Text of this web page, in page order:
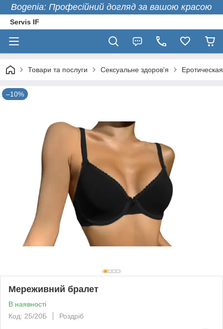
Bogenia: Професійний догляд за вашою красою
Servis IF
Товари та послуги Сексуальне здоров'я
–10%
Мереживний бралет
В наявності
Код: 25/20Б
Роздріб